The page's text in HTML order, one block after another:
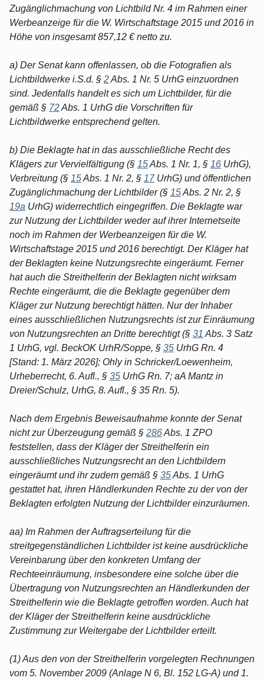
Zugänglichmachung von Lichtbild Nr. 4 im Rahmen einer
Werbeanzeige für die W. Wirtschaftstage 2015 und 2016 in
Höhe von insgesamt 857,12 € netto zu.
a) Der Senat kann offenlassen, ob die Fotografien als
Lichtbildwerke i.S.d. § 2Abs. 1 Nr. 5 UrhG einzuordnen
sind. Jedenfalls handelt es sich um Lichtbilder, für die
gemäß § 72Abs. 1 UrhG die Vorschriften für
Lichtbildwerke entsprechend gelten.
b) Die Beklagte hat in das ausschließliche Recht des
Klägers zur Vervielfältigung (§ 15Abs. 1 Nr. 1, § 16 UrhG),
Verbreitung (§ 15Abs. 1 Nr. 2, § 17UrhG) und öffentlichen
Zugänglichmachung der Lichtbilder (§ 15Abs. 2 Nr. 2, §
19a UrhG) widerrechtlich eingegriffen. Die Beklagte war
zur Nutzung der Lichtbilder weder auf ihrer Internetseite
noch im Rahmen der Werbeanzeigen für die W.
Wirtschaftstage 2015 und 2016 berechtigt. Der Kläger hat
der Beklagten keine Nutzungsrechte eingeräumt. Ferner
hat auch die Streithelferin der Beklagten nicht wirksam
Rechte eingeräumt, die die Beklagte gegenüber dem
Kläger zur Nutzung berechtigt hätten. Nur der Inhaber
eines ausschließlichen Nutzungsrechts ist zur Einräumung
von Nutzungsrechten an Dritte berechtigt (§ 31 Abs. 3 Satz
1 UrhG, vgl. BeckOK UrhR/Soppe, § 35 UrhG Rn. 4
[Stand: 1. März 2026]; Ohly in Schricker/Loewenheim,
Urheberrecht, 6. Aufl., § 35 UrhG Rn. 7; aA Mantz in
Dreier/Schulz, UrhG, 8. Aufl., § 35 Rn. 5).
Nach dem Ergebnis Beweisaufnahme konnte der Senat
nicht zur Überzeugung gemäß § 286Abs. 1 ZPO
feststellen, dass der Kläger der Streithelferin ein
ausschließliches Nutzungsrecht an den Lichtbildern
eingeräumt und ihr zudem gemäß § 35Abs. 1 UrhG
gestattet hat, ihren Händlerkunden Rechte zu der von der
Beklagten erfolgten Nutzung der Lichtbilder einzuräumen.
aa) Im Rahmen der Auftragserteilung für die
streitgegenständlichen Lichtbilder ist keine ausdrückliche
Vereinbarung über den konkreten Umfang der
Rechteeinräumung, insbesondere eine solche über die
Übertragung von Nutzungsrechten an Händlerkunden der
Streithelferin wie die Beklagte getroffen worden. Auch hat
der Kläger der Streithelferin keine ausdrückliche
Zustimmung zur Weitergabe der Lichtbilder erteilt.
(1) Aus den von der Streithelferin vorgelegten Rechnungen
vom 5. November 2009 (Anlage N 6, Bl. 152 LG-A) und 1.